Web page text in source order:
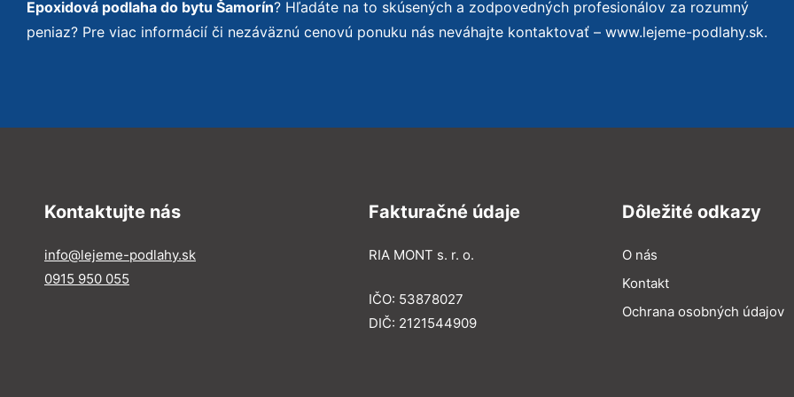
Epoxidová podlaha do bytu Šamorín? Hľadáte na to skúsených a zodpovedných profesionálov za rozumný
peniaz? Pre viac informácií či nezáväznú cenovú ponuku nás neváhajte kontaktovať – www.lejeme-podlahy.sk.
Kontaktujte nás
info@lejeme-podlahy.sk
0915 950 055
Fakturačné údaje
RIA MONT s. r. o.
IČO: 53878027
DIČ: 2121544909
Dôležité odkazy
O nás
Kontakt
Ochrana osobných údajov